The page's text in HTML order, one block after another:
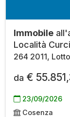
Immobile
Località
264 2011,
da €
23/09/2026
Cosenza